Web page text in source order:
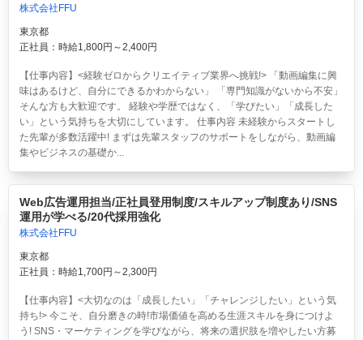
株式会社FFU
東京都
正社員：時給1,800円～2,400円
【仕事内容】<経験ゼロからクリエイティブ業界へ挑戦!> 「動画編集に興
味はあるけど、自分にできるかわからない」 「専門知識がないから不安」
そんな方も大歓迎です。 経験や学歴ではなく、「学びたい」「成長した
い」という気持ちを大切にしています。 仕事内容 未経験からスタートし
た先輩が多数活躍中! まずは先輩スタッフのサポートをしながら、動画編
集やビジネスの基礎か...
Web広告運用担当/正社員登用制度/スキルアップ制度あり/SNS
運用が学べる/20代採用強化
株式会社FFU
東京都
正社員：時給1,700円～2,300円
【仕事内容】<大切なのは「成長したい」「チャレンジしたい」という気
持ち!> 今こそ、自分磨きの時!市場価値を高める生涯スキルを身につけよ
う! SNS・マーケティングを学びながら、将来の選択肢を増やしたい方募